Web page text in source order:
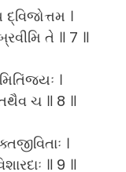
।
તે ॥ 7 ॥
।
ચ ॥ 8 ॥
।
॥ 9 ॥